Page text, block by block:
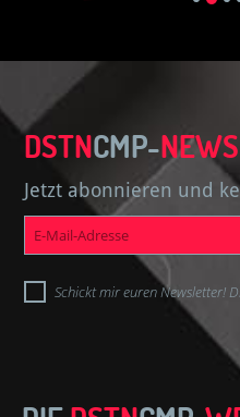
DSTNCMP-NEWS
Jetzt abonnieren und
Mail-
Schickt mir euren Newsletter!